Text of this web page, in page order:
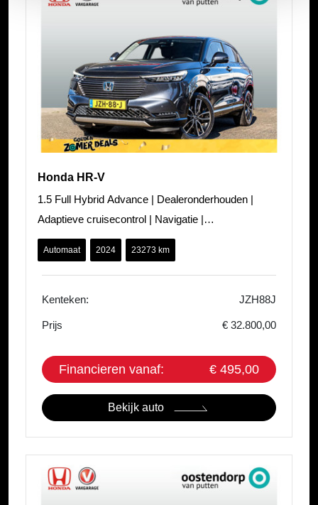
Honda HR-V
1.5 Full Hybrid Advance | Dealeronderhouden |
Adaptieve cruisecontrol | Navigatie |
Stoelverwarming | PDC voor en achter | Elekt
Automaat 2024 23273 km
Kenteken: JZH88J
Prijs € 32.800,00
Financieren vanaf: € 495,00
Bekijk auto